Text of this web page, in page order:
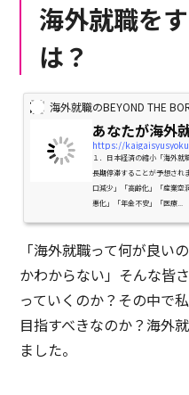
海外就職を
は？
海外就職のBEYOND THE
あなたが海外
https://
１．日本経済の縮小「海外
長期停滞することが予想され
口減少」「高齢化」「産業空
悪化」「年金不安」「医療...
「海外就職って何が良い
かわからない」そんな皆
っていくのか？その中で
目指すべきなのか？海外
ました。